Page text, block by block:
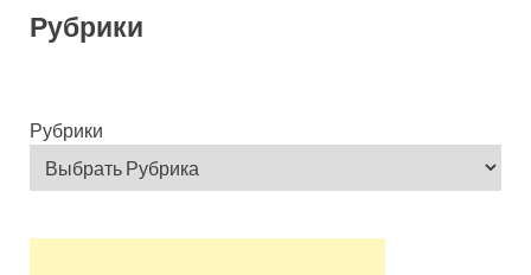
Рубрики
Рубрики